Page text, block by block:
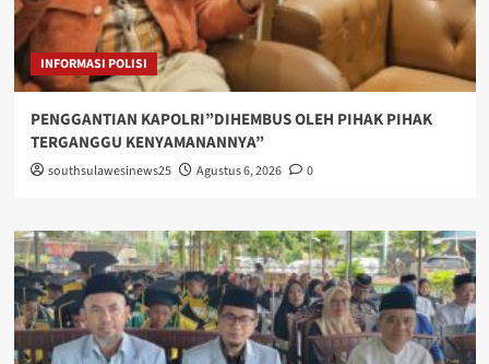
INFORMASI POLISI
PENGGANTIAN KAPOLRI”DIHEMBUS OLEH PIHAK PIHAK
TERGANGGU KENYAMANANNYA”
southsulawesinews25 Agustus 6, 2026 0